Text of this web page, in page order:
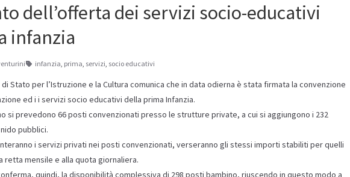
dell’offerta dei servizi socio-educativi
infanzia
infanzia, prima, servizi, socio educativi
Stato per l’Istruzione e la Cultura comunica che in data odierna è stata firmata la convenzione
ed i i servizi socio educativi della prima Infanzia.
si prevedono 66 posti convenzionati presso le strutture private, a cui si aggiungono i 232
pubblici.
i servizi privati nei posti convenzionati, verseranno gli stessi importi stabiliti per quelli
retta mensile e alla quota giornaliera.
quindi, la disponibilità complessiva di 298 posti bambino, riuscendo in questo modo a